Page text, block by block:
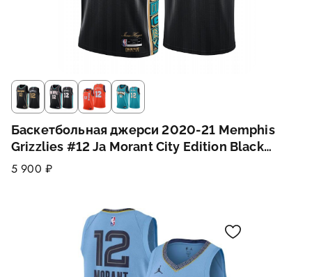
Баскетбольная джерси 2020-21 Memphis
Grizzlies #12 Ja Morant City Edition Black
Swingman Jersey
5 900 ₽